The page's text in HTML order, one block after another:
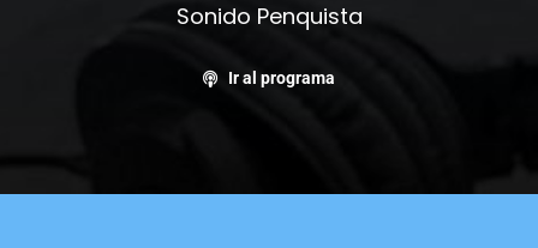
Sonido Penquista
Ir al programa